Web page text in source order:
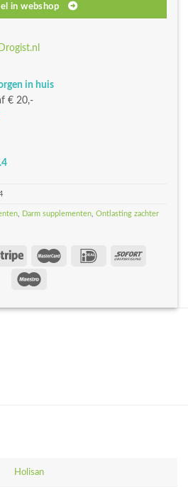
in webshop
in huis
€ 20,-
, Darm supplementen, Ontlasting zachter
Holisan